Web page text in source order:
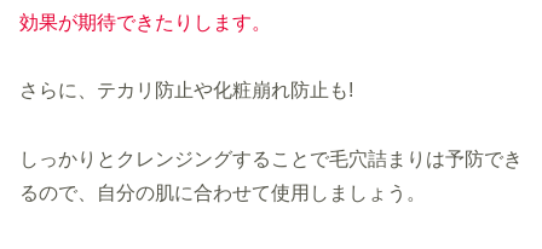
効果が期待できたりします。
さらに、テカリ防止や化粧崩れ防止も!
しっかりとクレンジングすることで毛穴詰まりは予防でき
るので、自分の肌に合わせて使用しましょう。